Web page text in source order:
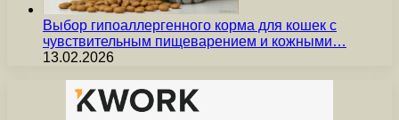
Выбор гипоаллергенного корма для кошек с
чувствительным пищеварением и кожными…
13.02.2026